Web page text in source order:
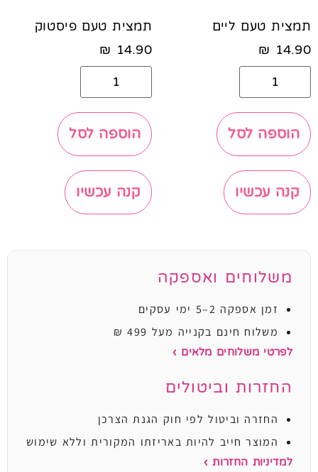
תמצית טעם ליים
14.90
₪
הוספה לסל
קנה עכשיו
תמצית טעם פיסטוק
14.90
₪
הוספה לסל
קנה עכשיו
משלוחים ואספקה
זמן אספקה 2–5 ימי עסקים
משלוח חינם בקנייה מעל 499 ₪
לפרטי משלוחים מלאים ›
החזרות וביטולים
החזרה וביטול לפי חוק הגנת הצרכן
המוצר חייב להיות באריזתו המקורית וללא שימוש
למדיניות החזרות ›